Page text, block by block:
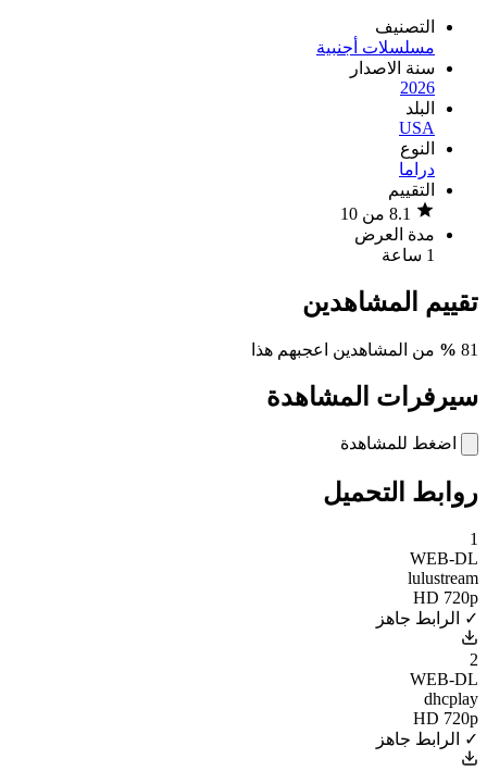
التصنيف
مسلسلات أجنبية
سنة الاصدار
2026
البلد
USA
النوع
دراما
التقييم
مدة العرض
1 ساعة
تقييم المشاهدين
81
% من المشاهدين اعجبهم هذا
سيرفرات المشاهدة
اضغط للمشاهدة
روابط التحميل
1
WEB-DL
lulustream
HD 720p
✓ الرابط جاهز
2
WEB-DL
dhcplay
HD 720p
✓ الرابط جاهز